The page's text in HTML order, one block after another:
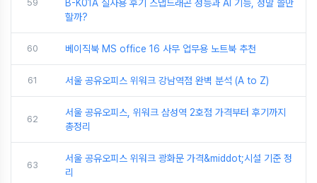
59
B-K01A 실사용 후기 스냅드래곤 성능과 AI 기능, 정말 쓸만
할까?
60 베이직북 MS office 16 사무 업무용 노트북 추천
61 서울 공유오피스 위워크 강남역점 완벽 분석 (A to Z)
62
서울 공유오피스, 위워크 삼성역 2호점 가격부터 후기까지
총정리
63
서울 공유오피스 위워크 광화문 가격&middot;시설 기준 정
리